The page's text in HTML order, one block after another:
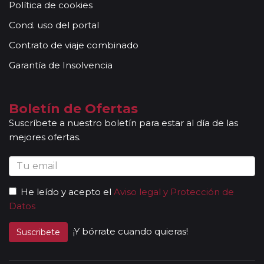
conocimientos y buena disposición para atender al
grupo. Adicionalmente, en las ciudades principales y
locales que le permitirán conocer más a fondo la
cultura de los lugares visitados. En ocasiones, los
acompañantes podrán dar las explicaciones en dos
idiomas diferentes. Según circuito, le atenderá en su
viaje un único guía-acompañante o bien cambiará de
guía-acompañante en función de la etapa. Los guías
acompañantes siempre estarán presentes en los
paseos incluidos, pero poseen múltiples funciones y
persona en particular. En los momentos en que no
existen servicios incluidos en el programa, nuestros
guías pueden encontrarse realizando funciones bien
de coordinación, bien para otros grupos diferentes y
Política de cookies
Cond. uso del portal
Contrato de viaje combinado
Garantía de Insolvencia
Boletín de Ofertas
Suscríbete a nuestro boletín para estar al día de las
mejores ofertas.
He leído y acepto el Aviso legal y Protección de
Datos
Suscribete ¡Y bórrate cuando quieras!